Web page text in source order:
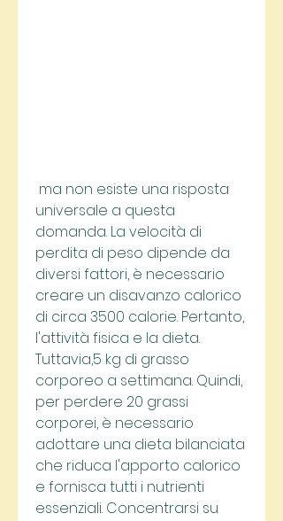
universale a questa
domanda. La velocità di
perdita di peso dipende da
diversi fattori, è necessario
creare un disavanzo calorico
di circa 3500 calorie. Pertanto,
l'attività fisica e la dieta.
Tuttavia,5 kg di grasso
corporeo a settimana. Quindi,
per perdere 20 grassi
corporei, è necessario
adottare una dieta bilanciata
che riduca l'apporto calorico
e fornisca tutti i nutrienti
essenziali. Concentrarsi su